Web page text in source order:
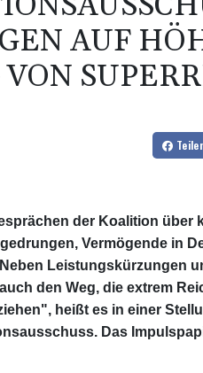
AUF
der Koalition über
Vermögende in
Leistungskürzungen
den Weg, die extrem
heißt es in einer
Das